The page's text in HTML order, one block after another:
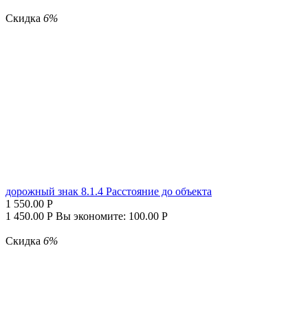
Скидка 6%
дорожный знак 8.1.4 Расстояние до объекта
1 550.00 Р
1 450.00 Р Вы экономите: 100.00 Р
Скидка 6%